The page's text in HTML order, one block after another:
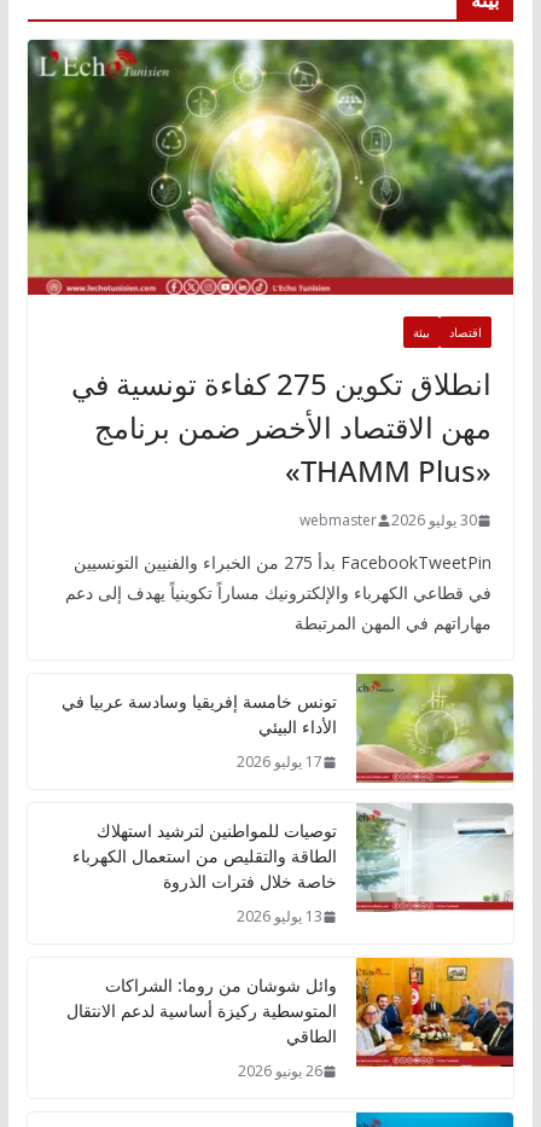
اقتصاد بيئة
انطلاق تكوين 275 كفاءة تونسية في
مهن الاقتصاد الأخضر ضمن برنامج
«THAMM Plus»
30 يوليو 2026 webmaster
FacebookTweetPin بدأ 275 من الخبراء والفنيين التونسيين
في قطاعي الكهرباء والإلكترونيك مساراً تكوينياً يهدف إلى دعم
مهاراتهم في المهن المرتبطة
تونس خامسة إفريقيا وسادسة عربيا في
الأداء البيئي
17 يوليو 2026
توصيات للمواطنين لترشيد استهلاك
الطاقة والتقليص من استعمال الكهرباء
خاصة خلال فترات الذروة
13 يوليو 2026
وائل شوشان من روما: الشراكات
المتوسطية ركيزة أساسية لدعم الانتقال
الطاقي
26 يونيو 2026